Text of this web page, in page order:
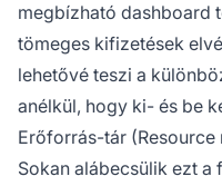
megbízható dashboard
tömeges kifizetések
lehetővé teszi a
anélkül, hogy ki- és be
Erőforrás-tár (Resource
Sokan alábecsülik ezt